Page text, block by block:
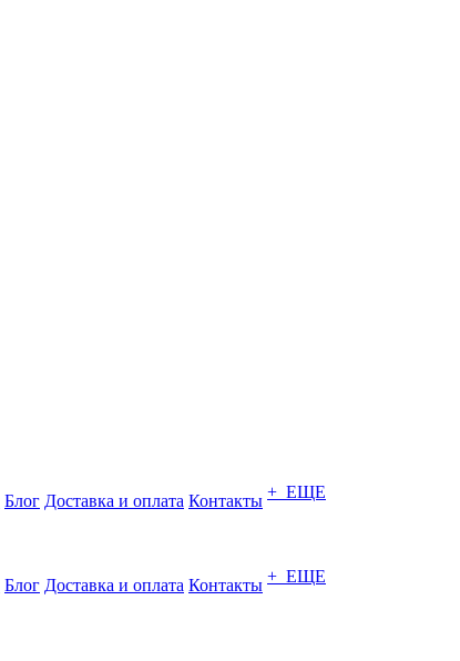
Блог Доставка и оплата Контакты + ЕЩЕ
Блог Доставка и оплата Контакты + ЕЩЕ